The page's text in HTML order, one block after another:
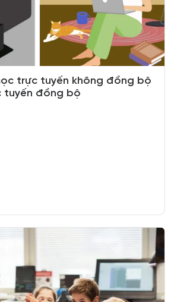
trực tuyến không đồng bộ
tuyến đồng bộ